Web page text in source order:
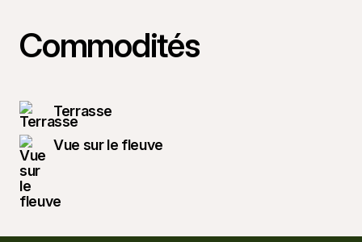
Commodités
Terrasse
Vue sur le fleuve